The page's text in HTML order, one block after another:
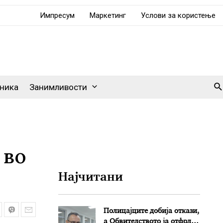
Импресум Маркетинг Услови за користење
Занимливости
Најчитани
Полицајците добија откази,
а Обвителството ја отфрли